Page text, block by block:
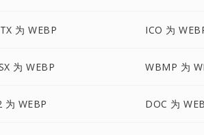
为 WEBP ICO 为
为 WEBP WBMP 为
为 WEBP DOC 为